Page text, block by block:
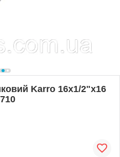
Karro 16х1/2"х16